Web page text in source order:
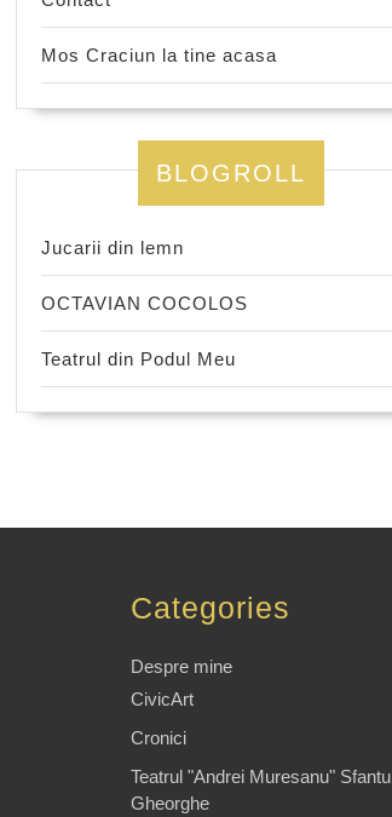
Mos Craciun la tine acasa
BLOGROLL
Jucarii din lemn
OCTAVIAN COCOLOS
Teatrul din Podul Meu
Categories
Despre mine
CivicArt
Cronici
Teatrul "Andrei Muresanu" Sfantu
Gheorghe